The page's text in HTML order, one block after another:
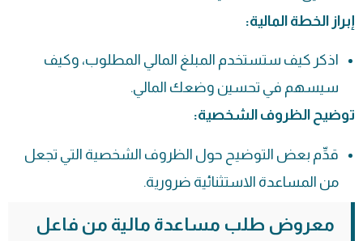
إبراز الخطة المالية:
اذكر كيف ستستخدم المبلغ المالي المطلوب، وكيف
سيسهم في تحسين وضعك المالي.
توضيح الظروف الشخصية:
قدِّم بعض التوضيح حول الظروف الشخصية التي تجعل
من المساعدة الاستثنائية ضرورية.
معروض طلب مساعدة مالية من فاعل